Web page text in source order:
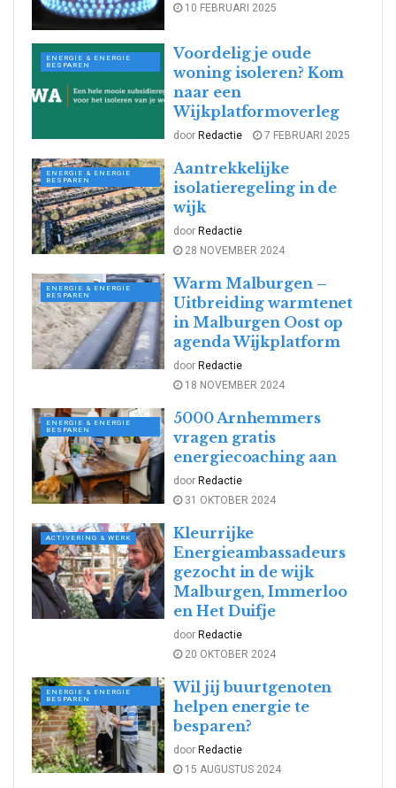
10 FEBRUARI 2025
ENERGIE & ENERGIE
BESPAREN
Voordelig je oude
woning isoleren? Kom
naar een
Wijkplatformoverleg
door Redactie 7 FEBRUARI 2025
ENERGIE & ENERGIE
BESPAREN
Aantrekkelijke
isolatieregeling in de
wijk
door Redactie
28 NOVEMBER 2024
ENERGIE & ENERGIE
BESPAREN
Warm Malburgen –
Uitbreiding warmtenet
in Malburgen Oost op
agenda Wijkplatform
door Redactie
18 NOVEMBER 2024
ENERGIE & ENERGIE
BESPAREN
5000 Arnhemmers
vragen gratis
energiecoaching aan
door Redactie
31 OKTOBER 2024
ACTIVERING & WERK
Kleurrijke
Energieambassadeurs
gezocht in de wijk
Malburgen, Immerloo
en Het Duifje
door Redactie
20 OKTOBER 2024
ENERGIE & ENERGIE
BESPAREN
Wil jij buurtgenoten
helpen energie te
besparen?
door Redactie
15 AUGUSTUS 2024